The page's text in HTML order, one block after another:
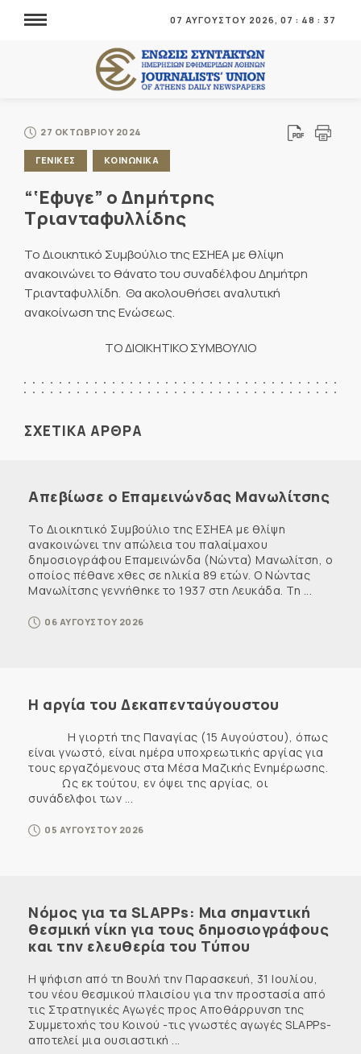
07 ΑΥΓΟΥΣΤΟΥ 2026, 07 : 48 : 37
27 ΟΚΤΩΒΡΙΟΥ 2024
ΓΕΝΙΚΕΣ ΚΟΙΝΩΝΙΚΑ
“‘Εφυγε” ο Δημήτρης
Τριανταφυλλίδης
Το Διοικητικό Συμβούλιο της ΕΣΗΕΑ με θλίψη
ανακοινώνει το θάνατο του συναδέλφου Δημήτρη
Τριανταφυλλίδη. Θα ακολουθήσει αναλυτική
ανακοίνωση της Ενώσεως.
ΤΟ ΔΙΟΙΚΗΤΙΚΟ ΣΥΜΒΟΥΛΙΟ
ΣΧΕΤΙΚΑ ΑΡΘΡΑ
Απεβίωσε ο Επαμεινώνδας Μανωλίτσης
Το Διοικητικό Συμβούλιο της ΕΣΗΕΑ με θλίψη
ανακοινώνει την απώλεια του παλαίμαχου
δημοσιογράφου Επαμεινώνδα (Νώντα) Μανωλίτση, ο
οποίος πέθανε χθες σε ηλικία 89 ετών. Ο Νώντας
Μανωλίτσης γεννήθηκε το 1937 στη Λευκάδα. Τη ...
06 ΑΥΓΟΥΣΤΟΥ 2026
Η αργία του Δεκαπενταύγουστου
Η γιορτή της Παναγίας (15 Αυγούστου), όπως
είναι γνωστό, είναι ημέρα υποχρεωτικής αργίας για
τους εργαζόμενους στα Μέσα Μαζικής Ενημέρωσης.
Ως εκ τούτου, εν όψει της αργίας, οι
συνάδελφοι των ...
05 ΑΥΓΟΥΣΤΟΥ 2026
Νόμος για τα SLAPPs: Μια σημαντική
θεσμική νίκη για τους δημοσιογράφους
και την ελευθερία του Τύπου
Η ψήφιση από τη Βουλή την Παρασκευή, 31 Ιουλίου,
του νέου θεσμικού πλαισίου για την προστασία από
τις Στρατηγικές Αγωγές προς Αποθάρρυνση της
Συμμετοχής του Κοινού -τις γνωστές αγωγές SLAPPs-
αποτελεί μια ουσιαστική ...